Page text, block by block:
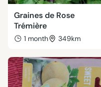
Graines de Rose
Trémière
1 month 349km